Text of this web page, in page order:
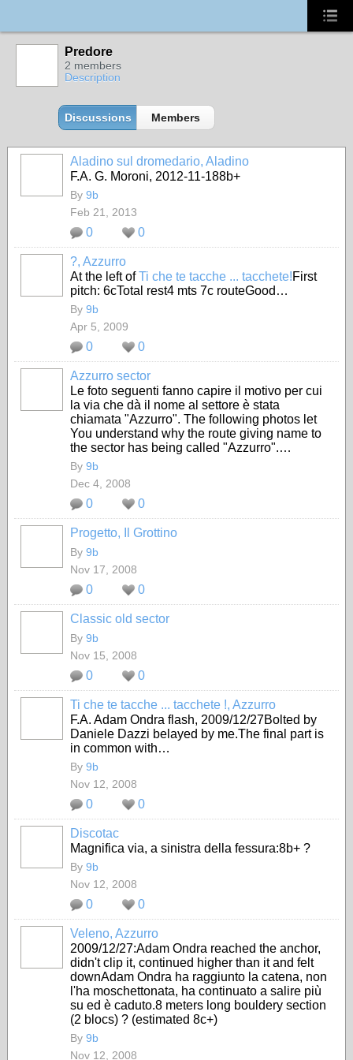
Predore
2 members
Description
Discussions Members
Aladino sul dromedario, Aladino
F.A. G. Moroni, 2012-11-188b+
By 9b
Feb 21, 2013
0 0
?, Azzurro
At the left ofTi che te tacche ... tacchete!First
pitch: 6cTotal rest4 mts 7c routeGood…
By 9b
Apr 5, 2009
0 0
Azzurro sector
Le foto seguenti fanno capire il motivo per cui
la via che dà il nome al settore è stata
chiamata "Azzurro". The following photos let
You understand why the route giving name to
the sector has being called "Azzurro".…
By 9b
Dec 4, 2008
0 0
Progetto, Il Grottino
By 9b
Nov 17, 2008
0 0
Classic old sector
By 9b
Nov 15, 2008
0 0
Ti che te tacche ... tacchete !, Azzurro
F.A. Adam Ondra flash, 2009/12/27Bolted by
Daniele Dazzi belayed by me.The final part is
in common with…
By 9b
Nov 12, 2008
0 0
Discotac
Magnifica via, a sinistra della fessura:8b+ ?
By 9b
Nov 12, 2008
0 0
Veleno, Azzurro
2009/12/27:Adam Ondra reached the anchor,
didn't clip it, continued higher than it and felt
downAdam Ondra ha raggiunto la catena, non
l'ha moschettonata, ha continuato a salire più
su ed è caduto.8 meters long bouldery section
(2 blocs) ? (estimated 8c+)
By 9b
Nov 12, 2008